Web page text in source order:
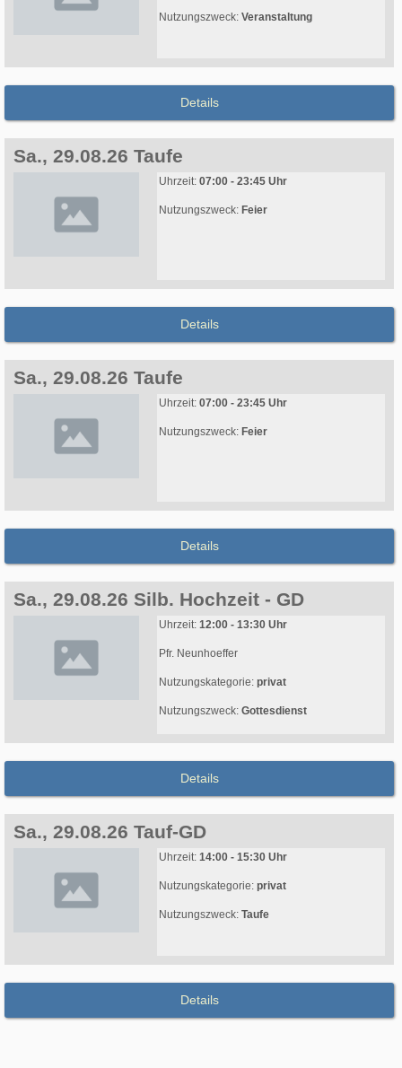
Nutzungszweck: Veranstaltung
Details
Sa., 29.08.26 Taufe
Uhrzeit: 07:00 - 23:45 Uhr
Nutzungszweck: Feier
Details
Sa., 29.08.26 Taufe
Uhrzeit: 07:00 - 23:45 Uhr
Nutzungszweck: Feier
Details
Sa., 29.08.26 Silb. Hochzeit - GD
Uhrzeit: 12:00 - 13:30 Uhr
Pfr. Neunhoeffer
Nutzungskategorie: privat
Nutzungszweck: Gottesdienst
Details
Sa., 29.08.26 Tauf-GD
Uhrzeit: 14:00 - 15:30 Uhr
Nutzungskategorie: privat
Nutzungszweck: Taufe
Details